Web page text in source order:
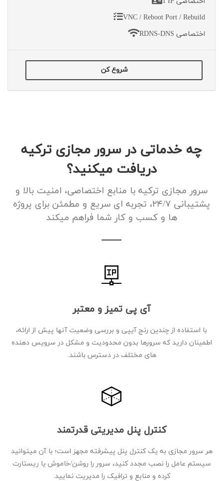
VNC / Reboot Port / Rebuild
RDNS-DNS اختصاصی
شروع کن
چه خدماتی در سرور مجازی ترکیه
دریافت میکنید؟
سرور مجازی ترکیه با منابع اختصاصی، امنیت بالا و
پشتیبانی ۲۴/۷، تجربه ای سریع و مطمئن برای پروژه
ها و کسب و کار شما فراهم میکند
آی پی تمیز و معتبر
با استفاده از چندین رنج آیپی و بررسی وضعیت آنها پیش از ارائه،
اطمینان دارید که سرورها بدون محدودیت و مشکل در سرویس دهنده
های مختلف در دسترس باشند.
کنترل پنل مدیریتی قدرتمند
هر سرور مجازی به یک کنترل پنل پیشرفته مجهز است؛ با آن میتوانید
سیستم عامل را نصب مجدد کنید، سرور را روشن/خاموش یا ریستارت
کرده و منابع و ترافیک را مدیریت نمایید.